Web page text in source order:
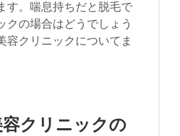
す。喘息持ちだと脱毛で
クの場合はどうでしょう
容クリニックについてま
容クリニックの